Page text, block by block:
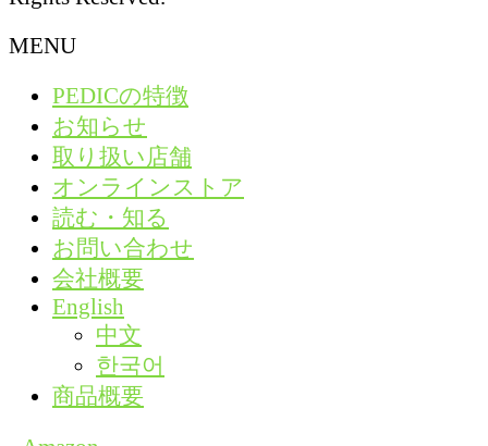
MENU
PEDICの特徴
お知らせ
取り扱い店舗
オンラインストア
読む・知る
お問い合わせ
会社概要
English
中文
한국어
商品概要